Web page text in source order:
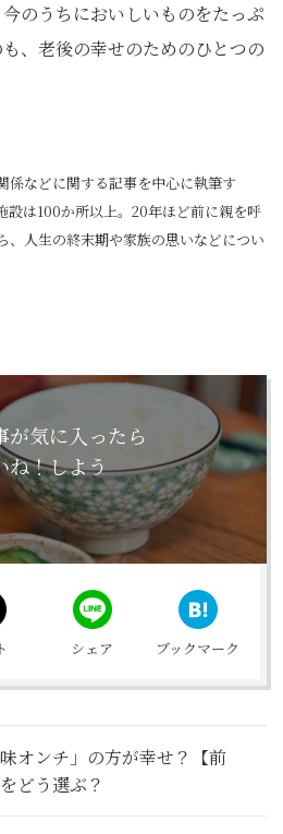
今のうちにおいしいものをたっぷ
、老後の幸せのためのひとつの
係などに関する記事を中心に執筆す
設は100か所以上。20年ほど前に親を呼
、人生の終末期や家族の思いなどについ
が気に入ったら
ね！しよう
シェア ブックマーク
オンチ」の方が幸せ？【前
どう選ぶ？